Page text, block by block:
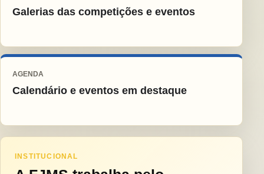
Galerias das competições e eventos
AGENDA
Calendário e eventos em destaque
INSTITUCIONAL